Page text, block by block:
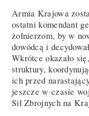
Armia Krajowa
ostatni komendant
żołnierzom, by w
dowódcą i
Wkrótce okazało
struktury,
ich przed
jeszcze w czasie
Sił Zbrojnych na